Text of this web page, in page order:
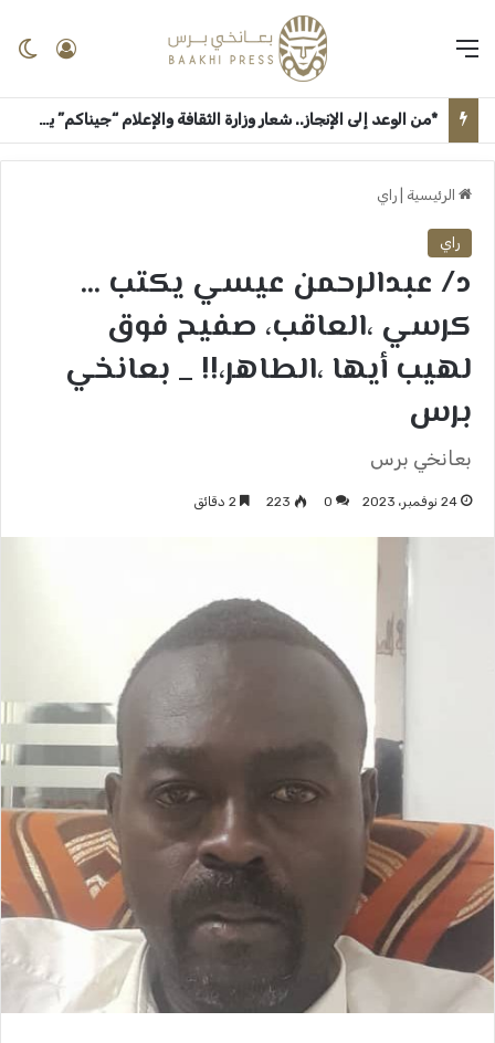
*من الوعد إلى الإنجاز.. شعار وزارة الثقافة والإعلام “جيناكم” يعيد الحياة لمؤسسات السودان الإعلامية والثقافية* ــ ام درمان : بعانخي برس
الرئيسية راي
راي
د/ عبدالرحمن عيسي يكتب …
كرسي ،العاقب، صفيح فوق
لهيب أيها ،الطاهر،!! _ بعانخي
برس
بعانخي برس
24 نوفمبر، 2023 0
223